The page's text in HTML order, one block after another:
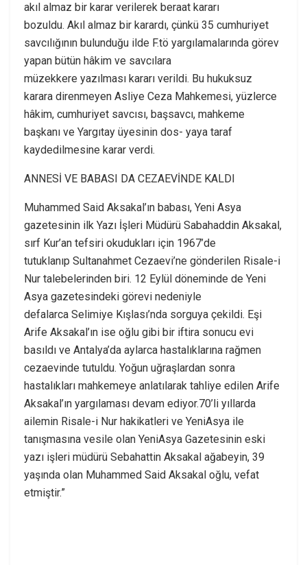
akıl almaz bir karar verilerek beraat kararı
bozuldu. Akıl almaz bir karardı, çünkü 35 cumhuriyet
savcılığının bulunduğu ilde F.tö yargılamalarında görev
yapan bütün hâkim ve savcılara
müzekkere yazılması kararı verildi. Bu hukuksuz
karara direnmeyen Asliye Ceza Mahkemesi, yüzlerce
hâkim, cumhuriyet savcısı, başsavcı, mahkeme
başkanı ve Yargıtay üyesinin dos- yaya taraf
kaydedilmesine karar verdi.
ANNESİ VE BABASI DA CEZAEVİNDE KALDI
Muhammed Said Aksakal’ın babası, Yeni Asya
gazetesinin ilk Yazı İşleri Müdürü Sabahaddin Aksakal,
sırf Kur’an tefsiri okudukları için 1967’de
tutuklanıp Sultanahmet Cezaevi’ne gönderilen Risale-i
Nur talebelerinden biri. 12 Eylül döneminde de Yeni
Asya gazetesindeki görevi nedeniyle
defalarca Selimiye Kışlası’nda sorguya çekildi. Eşi
Arife Aksakal’ın ise oğlu gibi bir iftira sonucu evi
basıldı ve Antalya’da aylarca hastalıklarına rağmen
cezaevinde tutuldu. Yoğun uğraşlardan sonra
hastalıkları mahkemeye anlatılarak tahliye edilen Arife
Aksakal’ın yargılaması devam ediyor.70’li yıllarda
ailemin Risale-i Nur hakikatleri ve YeniAsya ile
tanışmasına vesile olan YeniAsya Gazetesinin eski
yazı işleri müdürü Sebahattin Aksakal ağabeyin, 39
yaşında olan Muhammed Said Aksakal oğlu, vefat
etmiştir.”